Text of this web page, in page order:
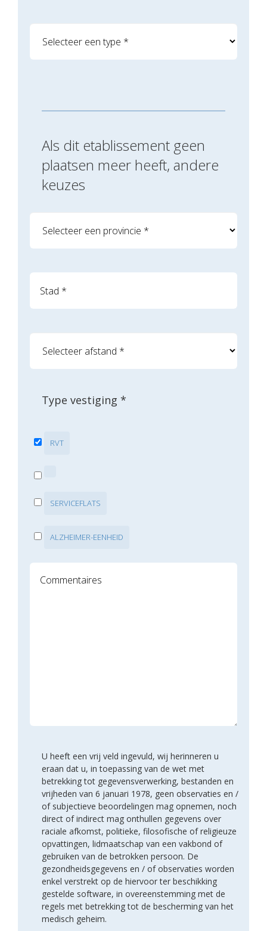
Als dit etablissement geen
plaatsen meer heeft, andere
keuzes
Type vestiging *
RVT
SERVICEFLATS
ALZHEIMER-EENHEID
U heeft een vrij veld ingevuld, wij herinneren u
eraan dat u, in toepassing van de wet met
betrekking tot gegevensverwerking, bestanden en
vrijheden van 6 januari 1978, geen observaties en /
of subjectieve beoordelingen mag opnemen, noch
direct of indirect mag onthullen gegevens over
raciale afkomst, politieke, filosofische of religieuze
opvattingen, lidmaatschap van een vakbond of
gebruiken van de betrokken persoon. De
gezondheidsgegevens en / of observaties worden
enkel verstrekt op de hiervoor ter beschikking
gestelde software, in overeenstemming met de
regels met betrekking tot de bescherming van het
medisch geheim.